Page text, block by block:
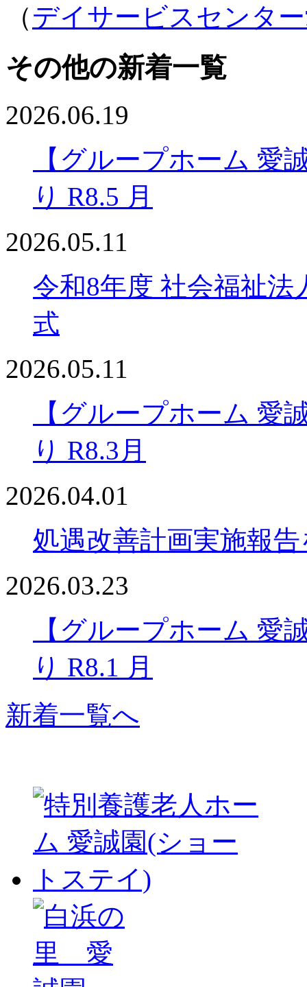
（デイサービスセンタ
その他の新着一覧
2026.06.19
【グループホーム 愛
り R8.5 月
2026.05.11
令和8年度 社会福祉法
式
2026.05.11
【グループホーム 愛
り R8.3月
2026.04.01
処遇改善計画実施報
2026.03.23
【グループホーム 愛
り R8.1 月
新着一覧へ